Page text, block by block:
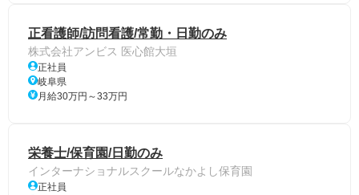
正看護師/訪問看護/常勤・日勤のみ
株式会社アンビス 医心館大垣
正社員
岐阜県
月給30万円～33万円
栄養士/保育園/日勤のみ
インターナショナルスクールなかよし保育園
正社員